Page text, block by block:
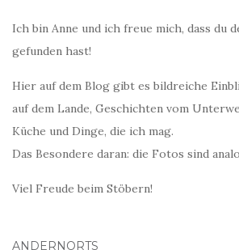
Ich bin Anne und ich freue mich, dass du
gefunden hast!
Hier auf dem Blog gibt es bildreiche
auf dem Lande, Geschichten vom
Küche und Dinge, die ich mag.
Das Besondere daran: die Fotos sind
Viel Freude beim Stöbern!
ANDERNORTS